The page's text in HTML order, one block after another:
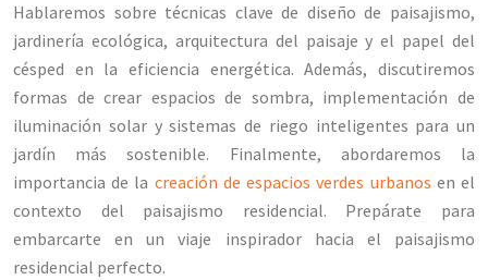
Hablaremos sobre técnicas clave de diseño de paisajismo,
jardinería ecológica, arquitectura del paisaje y el papel del
césped en la eficiencia energética. Además, discutiremos
formas de crear espacios de sombra, implementación de
iluminación solar y sistemas de riego inteligentes para un
jardín más sostenible. Finalmente, abordaremos la
importancia de la creación de espacios verdes urbanos en el
contexto del paisajismo residencial. Prepárate para
embarcarte en un viaje inspirador hacia el paisajismo
residencial perfecto.